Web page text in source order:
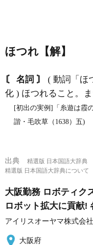
ほつれ【解】
〘 名詞 〙
( 動詞「ほ
化 ) ほつれること。
[初出の実例]「糸遊は霞
諧・毛吹草（1638）五)
出典
精選版 日本国語大辞典
精選版 日本国語大辞典につい
大阪勤務 ロボティク
ロボット拡大に貢献!
アイリスオーヤマ株式会社
大阪府